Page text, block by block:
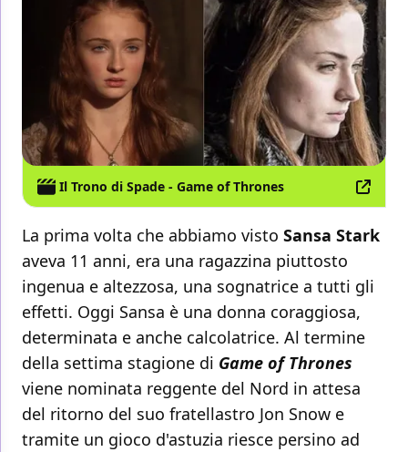
Il Trono di Spade - Game of Thrones
La prima volta che abbiamo visto Sansa Stark
aveva 11 anni, era una ragazzina piuttosto
ingenua e altezzosa, una sognatrice a tutti gli
effetti. Oggi Sansa è una donna coraggiosa,
determinata e anche calcolatrice. Al termine
della settima stagione di Game of Thrones
viene nominata reggente del Nord in attesa
del ritorno del suo fratellastro Jon Snow e
tramite un gioco d'astuzia riesce persino ad